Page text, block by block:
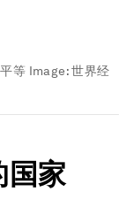
等 Image:世界经
国家